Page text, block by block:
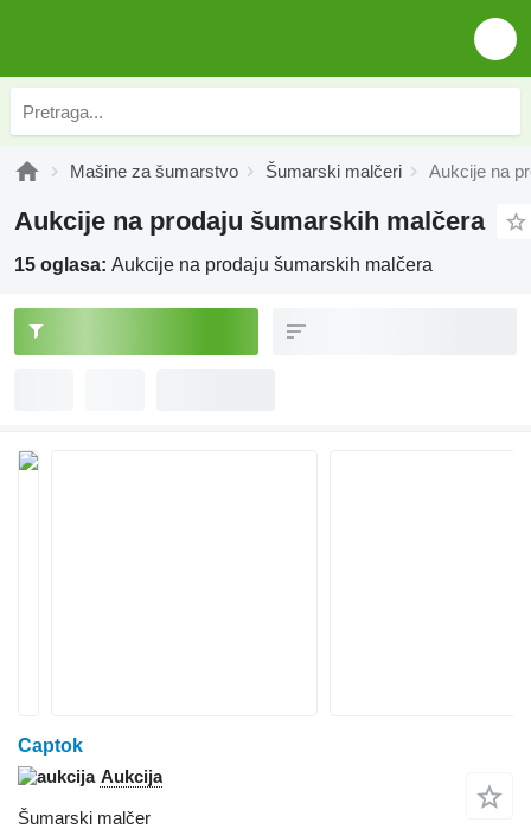
Mašine za šumarstvo Šumarski malčeri Aukcije na
Aukcije na prodaju šumarskih malčera
15 oglasa: Aukcije na prodaju šumarskih malčera
Captok
Aukcija
Šumarski malčer